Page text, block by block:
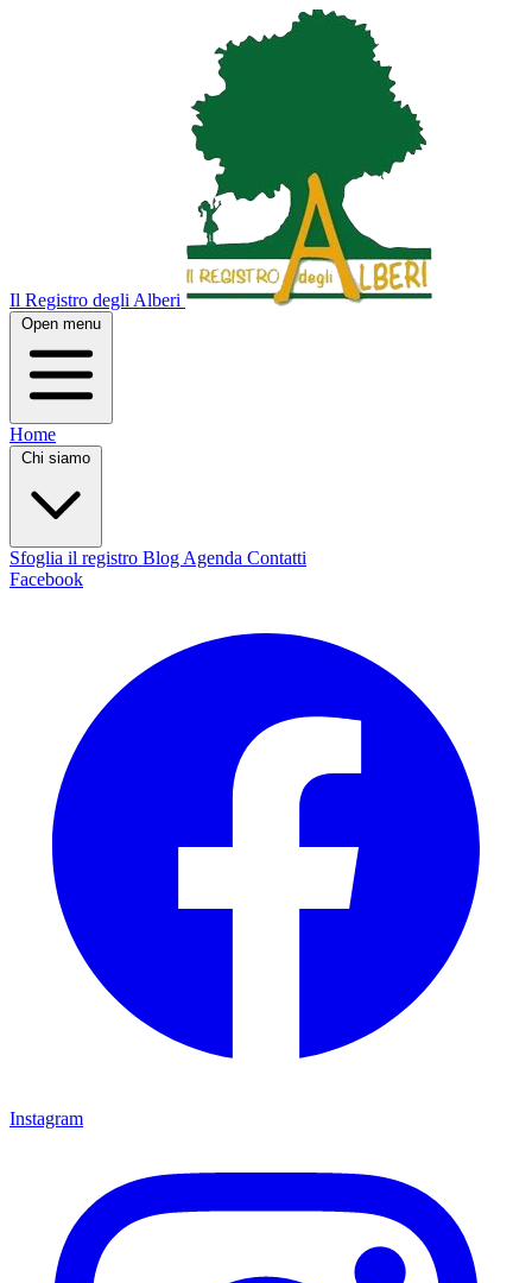
Il Registro degli Alberi
Open menu
Home
Chi siamo
Sfoglia il registro Blog Agenda Contatti
Facebook
Instagram